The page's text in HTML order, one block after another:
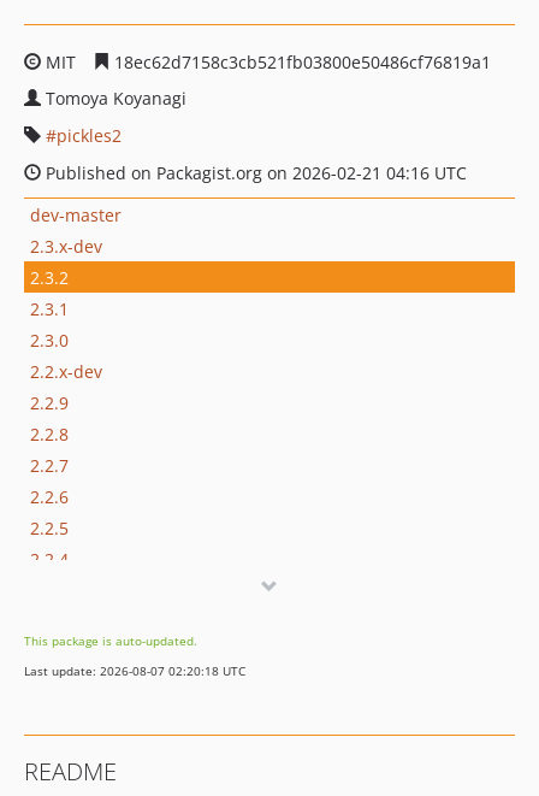
MIT
18ec62d7158c3cb521fb03800e50486cf76819a1
Tomoya Koyanagi
pickles2
Published on Packagist.org on 2026-02-21 04:16 UTC
dev-master
2.3.x-dev
2.3.2
2.3.1
2.3.0
2.2.x-dev
2.2.9
2.2.8
2.2.7
2.2.6
2.2.5
2.2.4
2.2.1
2.2.0
2.1.6
This package is auto-updated.
Last update: 2026-08-07 02:20:18 UTC
README